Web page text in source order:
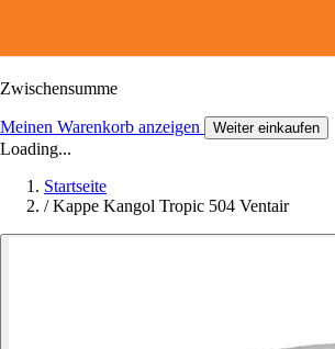
Zwischensumme
Meinen Warenkorb anzeigen Weiter einkaufen
Loading...
Startseite
/ Kappe Kangol Tropic 504 Ventair